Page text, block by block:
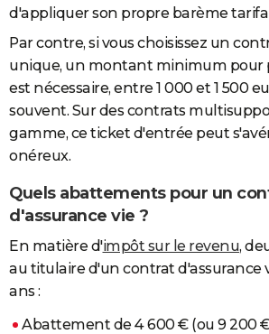
d'appliquer son propre barème
Par contre, si vous choisissez un
unique, un montant minimum pour
est nécessaire, entre 1 000 et 1 500
souvent. Sur des contrats
gamme, ce ticket d'entrée peut
onéreux.
Quels abattements pour un
d'assurance vie ?
En matière d'impôt sur le revenu,
au titulaire d'un contrat d'assurance
ans :
Abattement de 4 600 € (ou 9 200